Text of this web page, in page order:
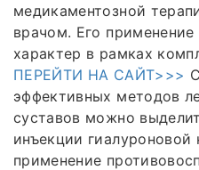
медикаментозной
врачом. Его
характер в рамках
ПЕРЕЙТИ НА САЙТ>>>
эффективных методов
суставов можно
инъекции
применение